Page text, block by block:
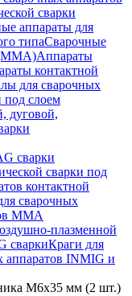
сварки
аппараты для
типаСварочные
Аппараты
контактной
для сварочных
под слоем
дуговой,
сварки
сварки под
контактной
сварочных
ММА
плазменной
сваркиКраги для
аппаратов INMIG и
M6х35 мм (2 шт.)